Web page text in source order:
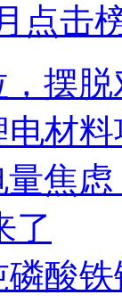
点击
摆
电材
焦
了
磷酸